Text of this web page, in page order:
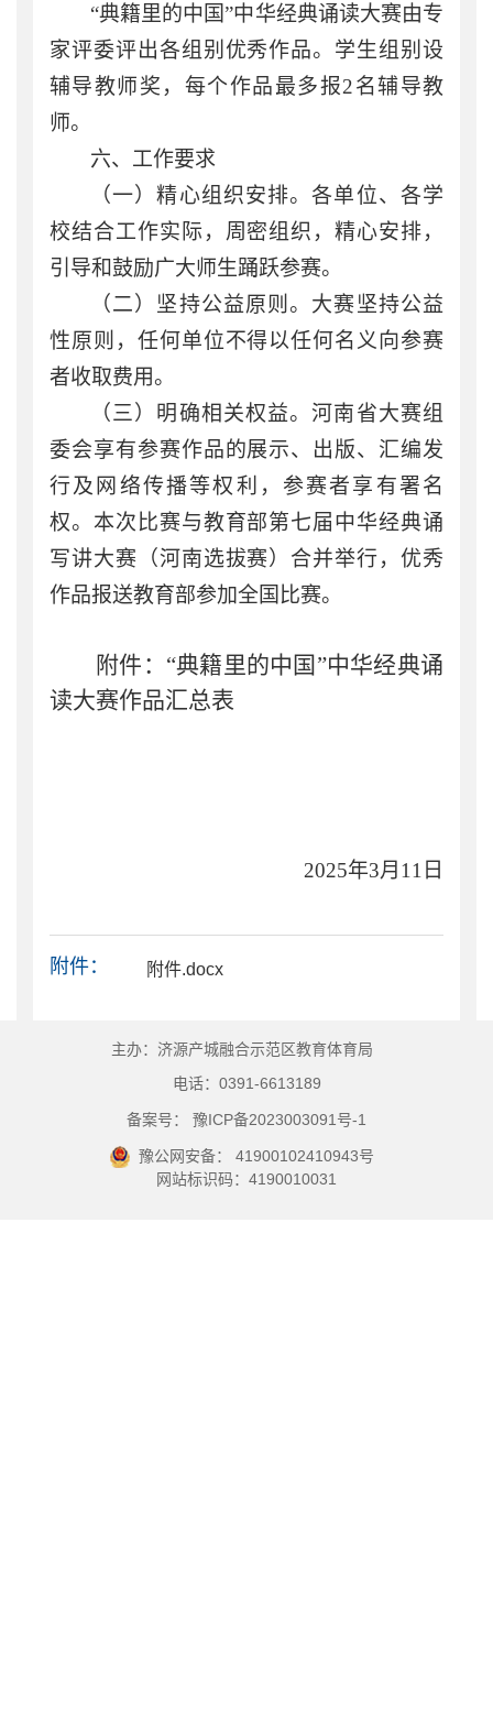
“典籍里的中国”中华经典诵读大赛由专
家评委评出各组别 优秀作品。学生组别设
辅导教师奖，每个作品最多报2名辅导教
师。
六、工作要求
（一）精心组织安排。各单位、各学
校结合工作实际，周密组织，精心安排，
引导和鼓励广大师生踊跃参赛。
（二）坚持公益原则。 大赛坚持公益
性原则，任何单位不得以任何名义向参赛
者收取费用。
（三）明确相关权益。河南省大赛组
委会享有参赛作品的展示、出版、汇编发
行及网络传播等权利，参赛者享有署名
权。本次比赛与教育部第七届中华经典诵
写讲大赛（河南选拔赛）合并举行，优秀
作品报送教育部参加全国比赛。
附件：“典籍里的中国”中华经典诵
读大赛作品汇总表
2025年3月 11 日
附件： 附件.docx
主办：济源产城融合示范区教育体育局
电话：0391-6613189
备案号： 豫ICP备2023003091号-1
豫公网安备： 41900102410943号
网站标识码：4190010031